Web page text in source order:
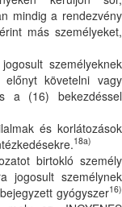
mindig a rendezvény
más személyeket,
személyeknek
követelni vagy
a (16) bekezdéssel
és korlátozások
18a)
birtokló személy
jogosult személynek
gyógyszer16)